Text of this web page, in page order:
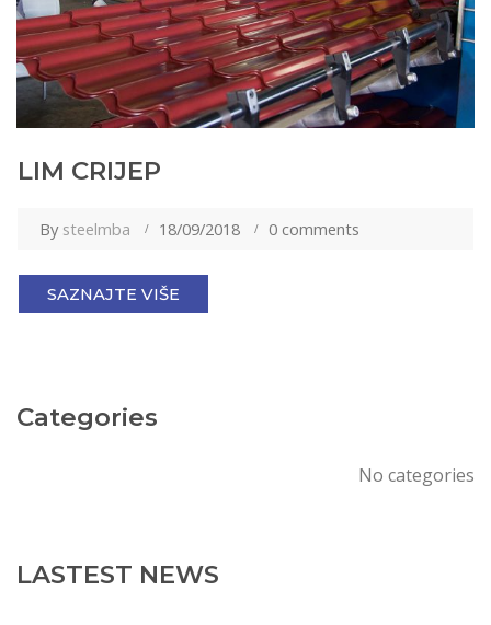
LIM CRIJEP
By steelmba 18/09/2018 0 comments
SAZNAJTE VIŠE
Categories
No categories
LASTEST NEWS